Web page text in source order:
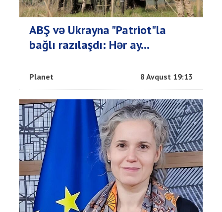
ABŞ və Ukrayna "Patriot"la
bağlı razılaşdı: Hər ay...
Planet 8 Avqust 19:13